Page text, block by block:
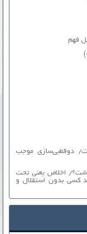
فهم
دوقطبی‌سازی موجب
اخلاص یعنی تحت
کسی بدون استقلال و